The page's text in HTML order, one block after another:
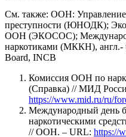
См. также: ООН:
преступности (ЮНОДК);
ООН (ЭКОСОС);
наркотиками (МККН), англ.-
Board, INCB
Комиссия ООН по
(Справка) // МИД
https://www.mid.ru/ru/
Международный день
наркотическими
// ООН. – URL: https://